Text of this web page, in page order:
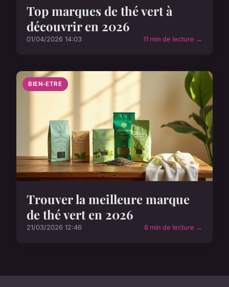
Top marques de thé vert à
découvrir en 2026
01/04/2026 14:03 11 min de lecture →
BIEN-ETRE
Trouver la meilleure marque
de thé vert en 2026
21/03/2026 12:46 8 min de lecture →